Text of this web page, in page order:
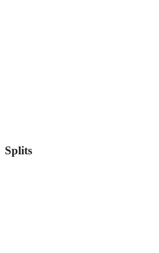
Splits